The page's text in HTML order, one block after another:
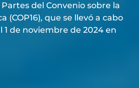
del Convenio sobre la
(COP16), que se llevó a cabo
1 de noviembre de 2024 en